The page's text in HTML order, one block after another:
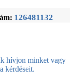
126481132
hívjon minket vagy
kérdéseit.